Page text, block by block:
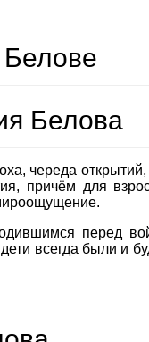
Белова
череда
причём для
перед
всегда были и